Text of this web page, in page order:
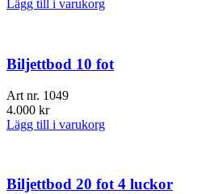
Lägg till i varukorg
Biljettbod 10 fot
Art nr. 1049
4.000 kr
Lägg till i varukorg
Biljettbod 20 fot 4 luckor